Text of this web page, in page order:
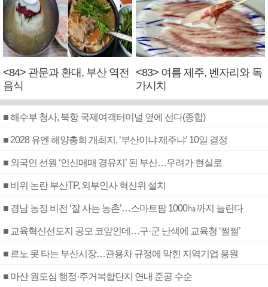
<84> 관문과 환대, 부산 역전
음식
<83> 여름 제주, 벤자리와 독
가시치
■ 해수부 청사, 북항 국제여객터미널 옆에 선다(종합)
■ 2028 유엔 해양총회 개최지, ‘부산이냐 제주냐’ 10일 결정
■ 외국인 선원 ‘인신매매 경유지’ 된 부산…우려가 현실로
■ 비위 논란 부산TP, 외부인사 혁신위 설치
■ 경남 농정 비전 ‘잘 사는 농촌’…스마트팜 1000㏊까지 늘린다
■ 교육혁신선도지 공모 코앞인데…구·군 난색에 교육청 ‘쩔쩔’
■ 르노 못 타는 부산시장…관용차 규정에 막힌 지역기업 응원
■ 마산 원도심 행정·주거복합단지 연내 준공 수순